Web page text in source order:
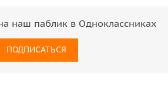
наш паблик в Одноклассниках
ПОДПИСАТЬСЯ